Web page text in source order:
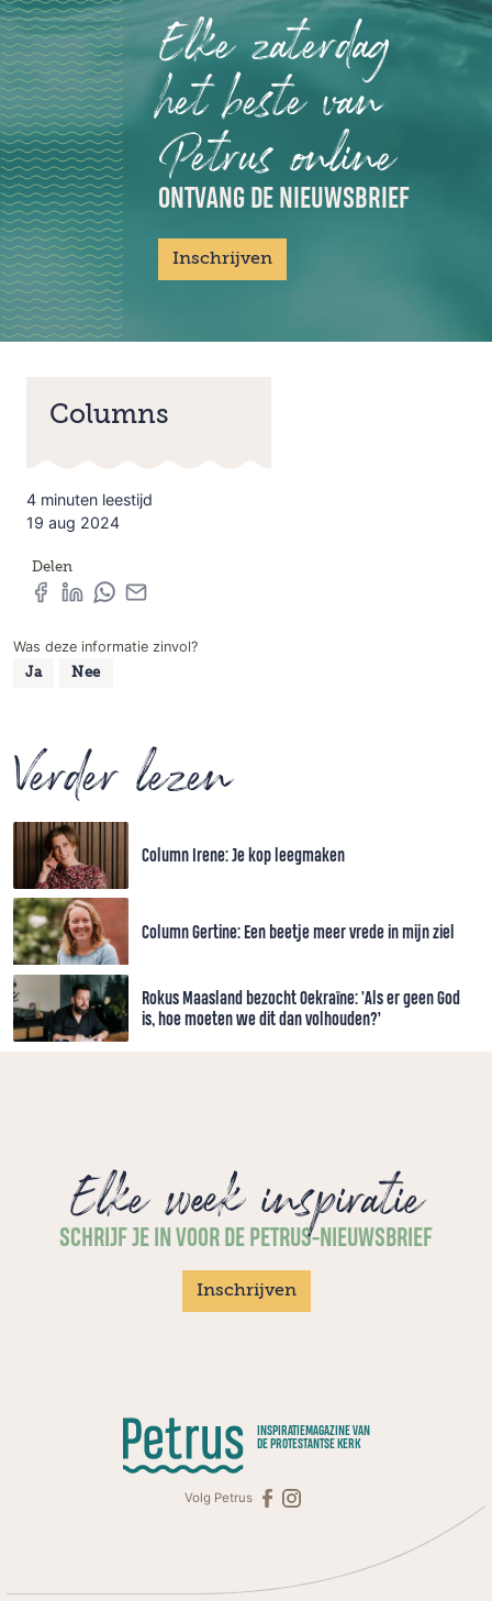
Elke zaterdag
het beste van
Petrus online
ONTVANG DE NIEUWSBRIEF
Inschrijven
Columns
4 minuten leestijd
19 aug 2024
Delen
Was deze informatie zinvol?
Ja Nee
Verder lezen
Column Irene: Je kop leegmaken
Column Gertine: Een beetje meer vrede in mijn ziel
Rokus Maasland bezocht Oekraïne: 'Als er geen God
is, hoe moeten we dit dan volhouden?’
Elke week inspiratie
SCHRIJF JE IN VOOR DE PETRUS-NIEUWSBRIEF
Inschrijven
INSPIRATIEMAGAZINE VAN
DE PROTESTANTSE KERK
Volg Petrus